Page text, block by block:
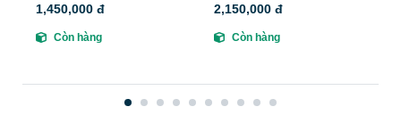
ích, bảng giá
phòng mới nhất
đặt phòng
1,450,000 đ
Còn hàng
tiện ích, giá bán
các hạng phòng
đặt phòng
2,150,000 đ
Còn hàng